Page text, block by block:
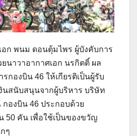
อก พนม ดอนตุ้มไพร ผู้บังคับการ
นาวาอากาศเอก นรกิตติ์ ผล
กองบิน 46 ให้เกียรติเป็นผู้รับ
นสนับสนุนจากผู้บริหาร บริษัท
องบิน 46 ประกอบด้วย
50 คัน เพื่อใช้เป็นของขวัญ
ๆ